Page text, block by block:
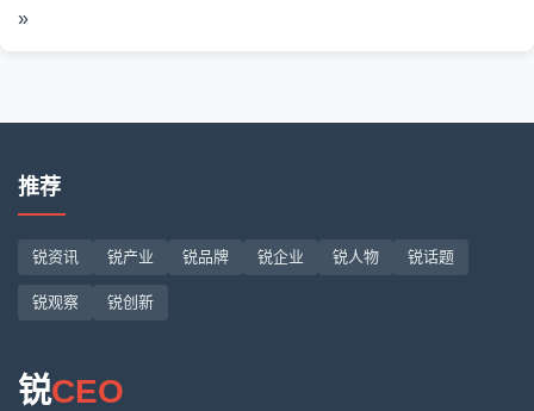
»
推荐
锐资讯 锐产业 锐品牌 锐企业 锐人物 锐话题
锐观察 锐创新
锐CEO